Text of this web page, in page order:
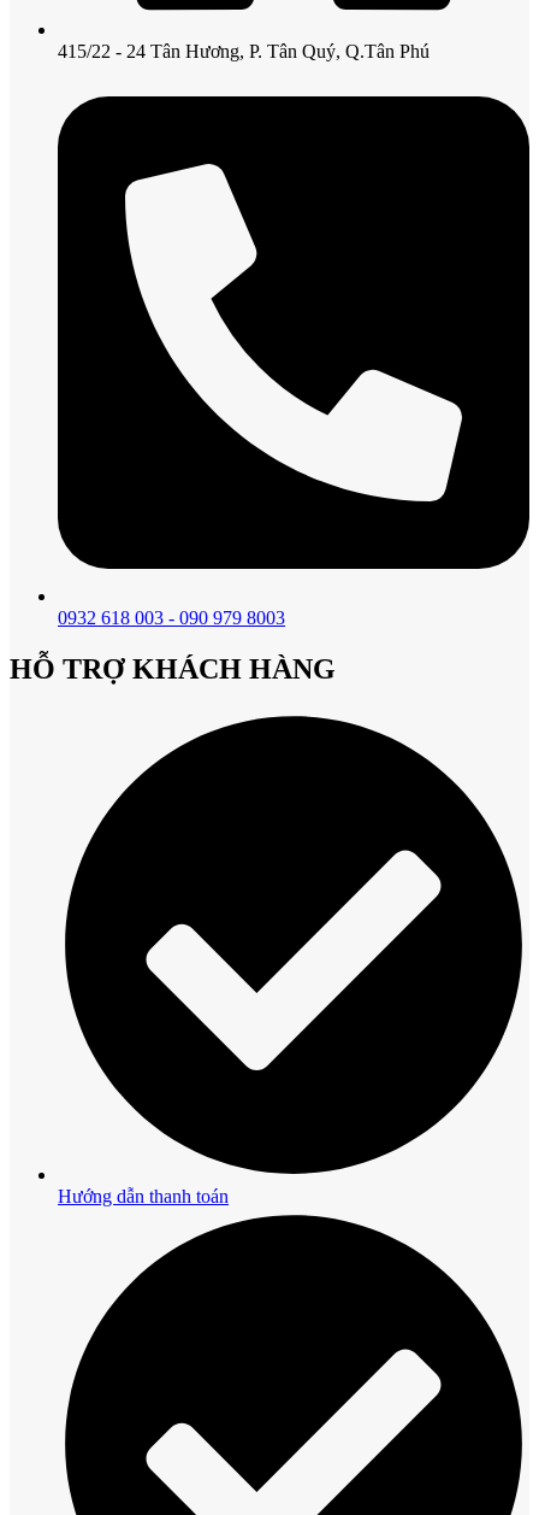
415/22 - 24 Tân Hương, P. Tân Quý, Q.Tân Phú
0932 618 003 - 090 979 8003
HỖ TRỢ KHÁCH HÀNG
Hướng dẫn thanh toán